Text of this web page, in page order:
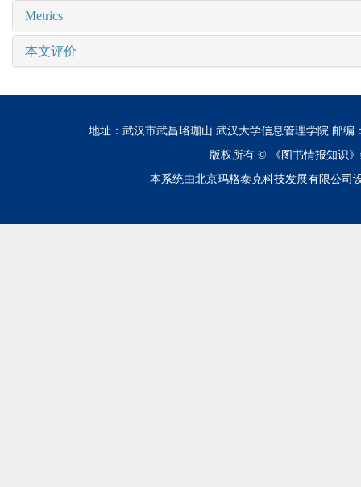
Metrics
本文评价
地址：武汉市武昌珞珈山 武汉大学信息管理学院 邮编
版权所有 ©
《图书情报知识
本系统由北京玛格泰克科技发展有限公司